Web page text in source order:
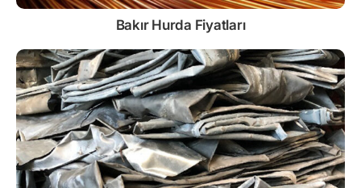
Bakır Hurda Fiyatları